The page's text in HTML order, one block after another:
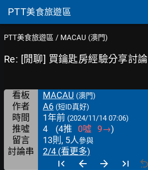
PTT美食旅遊區
PTT美食旅遊區 / MACAU (澳門)
Re: [閒聊] 買鑰匙房經驗分享討論
看板 MACAU (澳門)
作者 A6 (短ID真好)
時間 1年前 (2024/11/14 07:06)
推噓 4 (4推 0噓 9→)
留言
13則, 5人參與
討論串 2/4 (看更多)